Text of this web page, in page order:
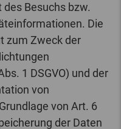
Besuchs bzw.
Die
zum Zweck der
1 DSGVO) und der
von
von Art. 6
der Daten